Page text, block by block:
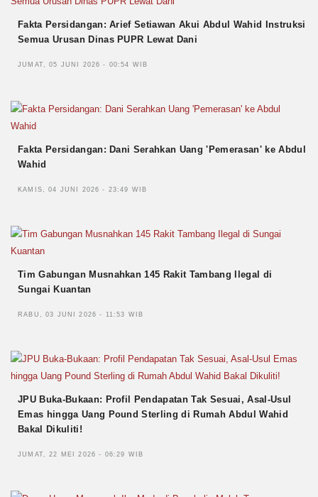
Fakta Persidangan: Arief Setiawan Akui Abdul Wahid Instruksi
Semua Urusan Dinas PUPR Lewat Dani
JUMAT, 05 JUNI 2026 - 00:54 WIB
Fakta Persidangan: Dani Serahkan Uang 'Pemerasan' ke Abdul
Wahid
KAMIS, 04 JUNI 2026 - 23:49 WIB
Tim Gabungan Musnahkan 145 Rakit Tambang Ilegal di
Sungai Kuantan
RABU, 03 JUNI 2026 - 11:53 WIB
JPU Buka-Bukaan: Profil Pendapatan Tak Sesuai, Asal-Usul
Emas hingga Uang Pound Sterling di Rumah Abdul Wahid
Bakal Dikuliti!
JUMAT, 22 MEI 2026 - 06:29 WIB